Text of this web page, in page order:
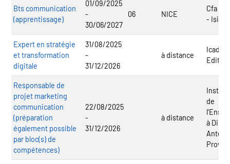
Bts communication
(apprentissage)
01/09/2025
-
30/06/2027
06 NICE
Cfa
- Isim
Expert en stratégie
et transformation
digitale
31/08/2025
-
31/12/2026
à distance
Responsable de
projet marketing
communication
(préparation
également possible
par bloc(s) de
compétences)
22/08/2025
-
31/12/2026
à distance
de
à